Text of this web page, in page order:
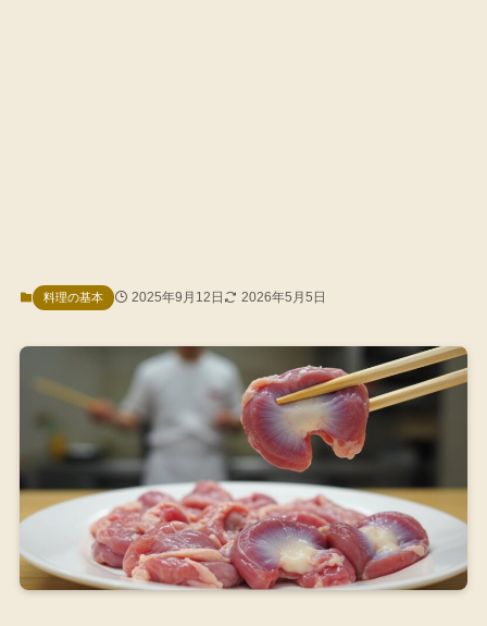
料理の基本 2025年9月12日 2026年5月5日